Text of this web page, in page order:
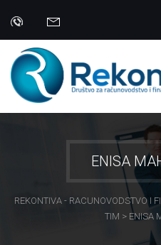
ENISA
REKONTIVA - RACUNOVODSTVO I
TIM > ENISA